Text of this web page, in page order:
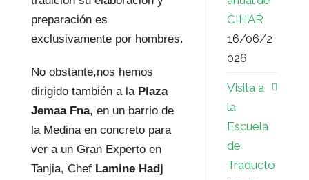
preparación es
exclusivamente por hombres.
No obstante,nos hemos
dirigido también a la Plaza
Jemaa Fna, en un barrio de
la Medina en concreto para
ver a un Gran Experto en
Tanjia, Chef Lamine Hadj
CIHAR
16/06/2
026
Visita a
la
Escuela
de
Traducto